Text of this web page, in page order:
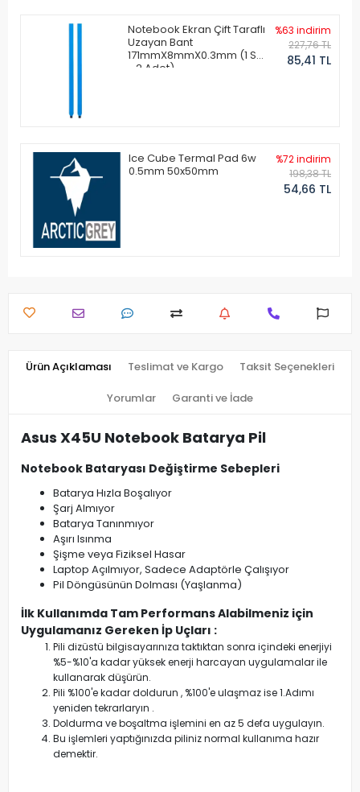
Notebook Ekran Çift Taraflı
Uzayan Bant
171mmX8mmX0.3mm (1 Set
- 2 Adet)
%63 indirim
227,76 TL
85,41 TL
Ice Cube Termal Pad 6w
0.5mm 50x50mm
%72 indirim
198,38 TL
54,66 TL
Ürün Açıklaması Teslimat ve Kargo Taksit Seçenekleri
Yorumlar Garanti ve İade
Asus X45U Notebook Batarya Pil
Notebook Bataryası Değiştirme Sebepleri
Batarya Hızla Boşalıyor
Şarj Almıyor
Batarya Tanınmıyor
Aşırı Isınma
Şişme veya Fiziksel Hasar
Laptop Açılmıyor, Sadece Adaptörle Çalışıyor
Pil Döngüsünün Dolması (Yaşlanma)
İlk Kullanımda Tam Performans Alabilmeniz için
Uygulamanız Gereken İp Uçları :
Pili dizüstü bilgisayarınıza taktıktan sonra içindeki enerjiyi
%5-%10'a kadar yüksek enerji harcayan uygulamalar ile
kullanarak düşürün.
Pili %100'e kadar doldurun , %100'e ulaşmaz ise 1.Adımı
yeniden tekrarlaryın .
Doldurma ve boşaltma işlemini en az 5 defa uygulayın.
Bu işlemleri yaptığınızda piliniz normal kullanıma hazır
demektir.